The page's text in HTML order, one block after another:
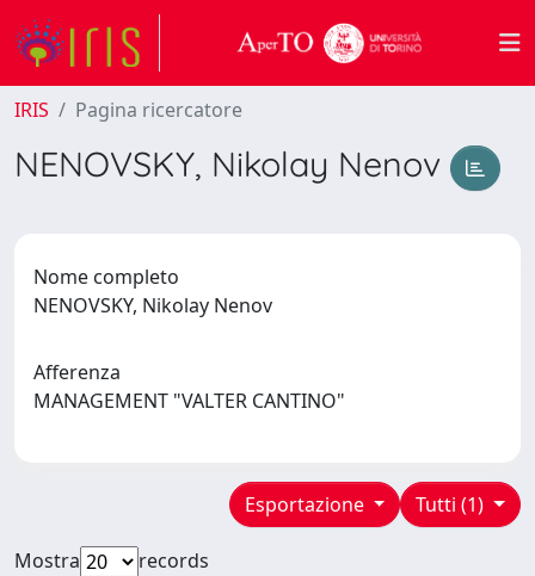
IRIS Pagina ricercatore
NENOVSKY, Nikolay Nenov
Nome completo
NENOVSKY, Nikolay Nenov
Afferenza
MANAGEMENT "VALTER CANTINO"
Tutti (1)
Esportazione
Mostra
records